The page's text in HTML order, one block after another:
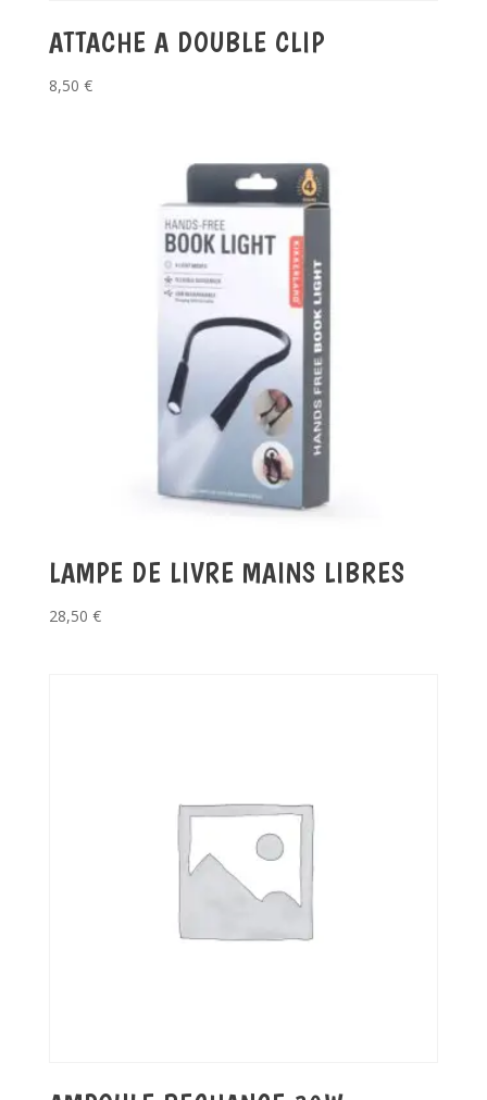
ATTACHE A DOUBLE CLIP
8,50 €
LAMPE DE LIVRE MAINS LIBRES
28,50 €